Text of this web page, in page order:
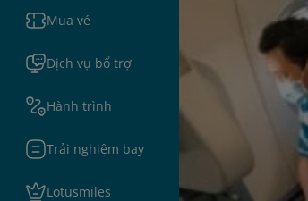
Mua vé
Dịch vụ bổ trợ
Hành trình
Trải nghiệm bay
Lotusmiles